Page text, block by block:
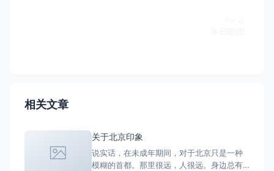
相关文章
关于北京印象
说实话，在未成年期间，对于北京只是一种
模糊的首都。那里很远，人很远。身边总有